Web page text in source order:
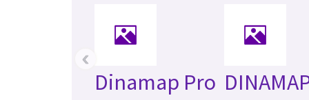
Dinamap Pro
‹